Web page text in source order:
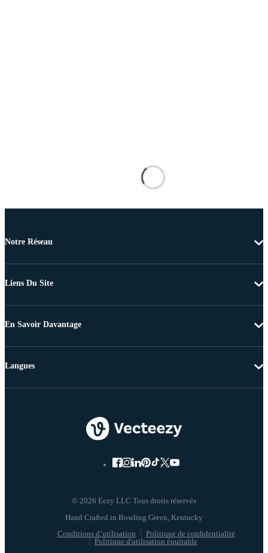
Notre Réseau
Liens Du Site
En Savoir Davantage
© 2026 Eezy LLC Tous droits réservés
Conditions d’utilisation
Politique de confidentialité
Politique d'utilisation équitable
Langues